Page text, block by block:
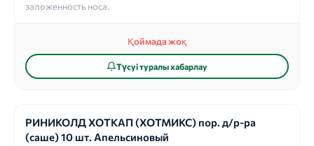
заложенность носа.
Қоймада жоқ
Түсуі туралы хабарлау
РИНИКОЛД ХОТКАП (ХОТМИКС) пор. д/р-ра
(саше) 10 шт. Апельсиновый